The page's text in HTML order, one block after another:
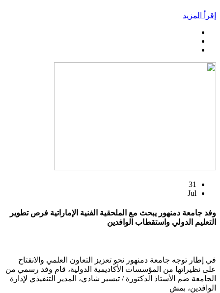
إقرأ المزيد
31
Jul
وفد جامعة دمنهور يبحث مع الملحقية الفنية الإماراتية فرص تطوير
التعليم الدولي واستقطاب الوافدين
في إطار توجه جامعة دمنهور نحو تعزيز التعاون العلمي والانفتاح
على نظيراتها من المؤسسات الأكاديمية الدولية، قام وفد رسمي من
الجامعة ضم الأستاذ الدكتورة / تيسير شادي، المدير التنفيذي لإدارة
الوافدين، بمش